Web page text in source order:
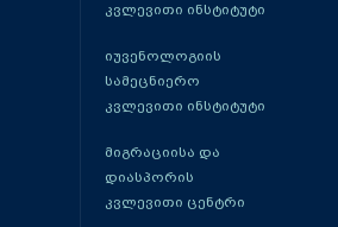
კვლევითი ინსტიტუტი
იუვენოლოგიის
სამეცნიერო
კვლევითი ინსტიტუტი
მიგრაციისა და
დიასპორის
კვლევითი ცენტრი